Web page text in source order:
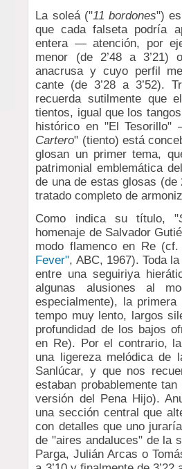
La soleá ("11 bordones")
que cada falseta podría
entera — atención, por
menor (de 2’48 a 3’21)
anacrusa y cuyo perfil
cante (de 3’28 a 3’52).
recuerda sutilmente que
tientos, igual que los
histórico en "El
Cartero" (tiento) está
glosan un primer tema,
patrimonial emblemática
de una de estas glosas (de
tratado completo de
Como indica su título, "
homenaje de Salvador
modo flamenco en Re
Fever", ABC, 1967). Toda
entre una seguiriya
algunas alusiones al
especialmente), la
tempo muy lento, largos
profundidad de los bajos
en Re). Por el contrario,
una ligereza melódica de
Sanlúcar, y que nos
estaban probablemente
versión del Pena Hijo).
una sección central que
con detalles que uno
de "aires andaluces" de la
Parga, Julián Arcas o